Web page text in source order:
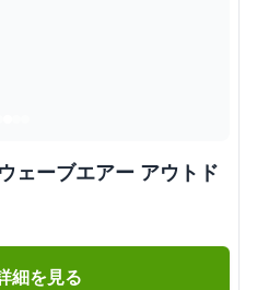
ェーブエアー アウトド
細を見る